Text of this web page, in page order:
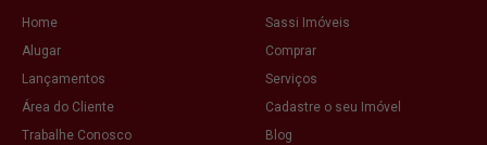
Home
Sassi Imóveis
Alugar
Comprar
Lançamentos
Serviços
Área do Cliente
Cadastre o seu Imóvel
Trabalhe Conosco
Blog